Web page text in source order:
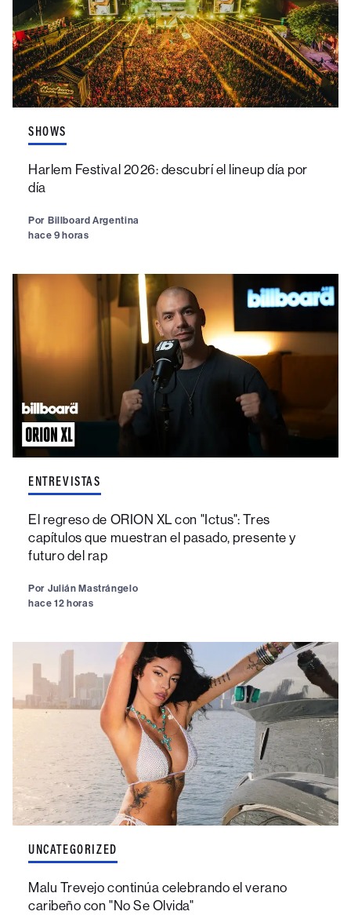
SHOWS
Harlem Festival 2026: descubrí el lineup día por
día
Por Billboard Argentina
hace 9 horas
ENTREVISTAS
El regreso de ORION XL con "Ictus": Tres
capítulos que muestran el pasado, presente y
futuro del rap
Por Julián Mastrángelo
hace 12 horas
UNCATEGORIZED
Malu Trevejo continúa celebrando el verano
caribeño con "No Se Olvida"